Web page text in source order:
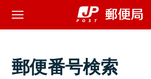
郵便番号検索